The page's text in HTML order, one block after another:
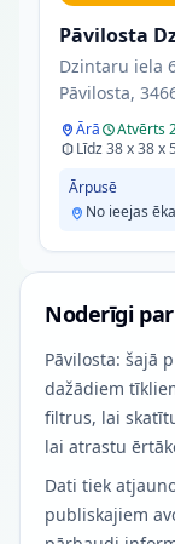
Pāvilosta
Dzintaru iela
Pāvilosta,
Ārā Atvērts
Līdz 38 x 38 x
Ārpusē
No ieejas
Noderīgi
Pāvilosta: šajā
dažādiem
filtrus, lai
lai atrastu
Dati tiek
publiskajiem